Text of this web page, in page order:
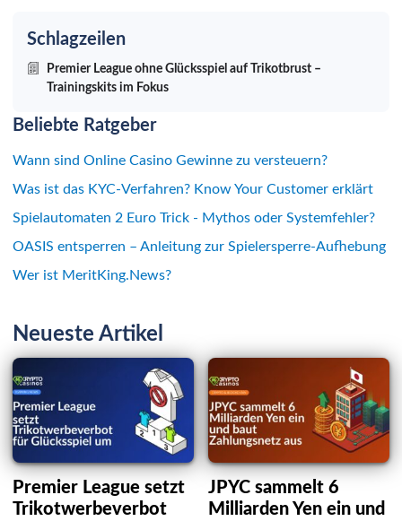
Schlagzeilen
Premier League ohne Glücksspiel auf Trikotbrust –
Trainingskits im Fokus
Beliebte Ratgeber
Wann sind Online Casino Gewinne zu versteuern?
Was ist das KYC-Verfahren? Know Your Customer erklärt
Spielautomaten 2 Euro Trick - Mythos oder Systemfehler?
OASIS entsperren – Anleitung zur Spielersperre-Aufhebung
Wer ist MeritKing.News?
Neueste Artikel
Premier League setzt
Trikotwerbeverbot
JPYC sammelt 6
Milliarden Yen ein und